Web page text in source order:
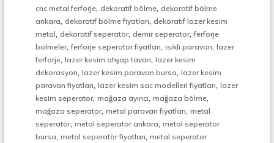
i
k
e
r
d
v
,
M
e
cnc metal ferforje, dekoratif bölme, dekoratif bölme
ankara, dekoratif bölme fiyatları, dekoratif lazer kesim
metal, dekoratif seperatör, demir seperator,ferforje
bölmeler,ferforje seperator fiyatları, isikli paravan, lazer
ferforje, lazer kesim ahşap tavan, lazer kesim
dekorasyon, lazer kesim paravan bursa, lazer kesim
paravan fiyatları, lazer kesim sac modelleri fiyatları, lazer
kesim seperator, mağaza ayırıcı, mağaza bölme,
mağaza seperatör, metal paravan fiyatları, metal
seperatör, metal seperatör ankara, metal seperator
bursa, metal seperatör fiyatları, metal seperator